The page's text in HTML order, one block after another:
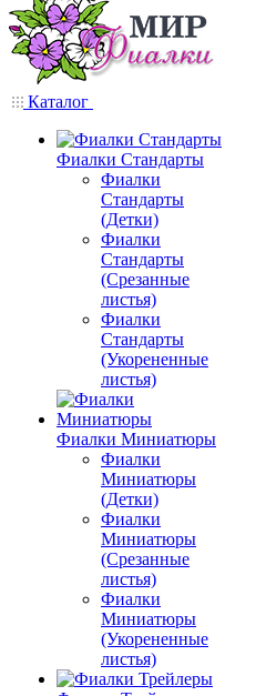
Каталог
Фиалки Стандарты
Фиалки
Стандарты
(Детки)
Фиалки
Стандарты
(Срезанные
листья)
Фиалки
Стандарты
(Укорененные
листья)
Фиалки Миниатюры
Фиалки
Миниатюры
(Детки)
Фиалки
Миниатюры
(Срезанные
листья)
Фиалки
Миниатюры
(Укорененные
листья)